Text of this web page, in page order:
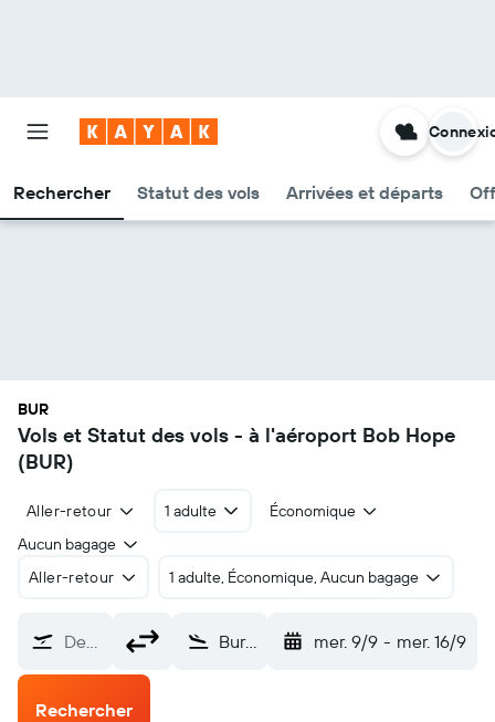
Rechercher Statut des vols Arrivées et départs
BUR
Vols et Statut des vols - à l'aéroport Bob Hope
(BUR)
Aller-retour 1 adulte
Économique
Aucun bagage
Aller-retour
1 adulte, Économique, Aucun bagage
De… Burbank Aéroport Bob Hope (BUR) mer. 9/9 - mer. 16/9
Rechercher